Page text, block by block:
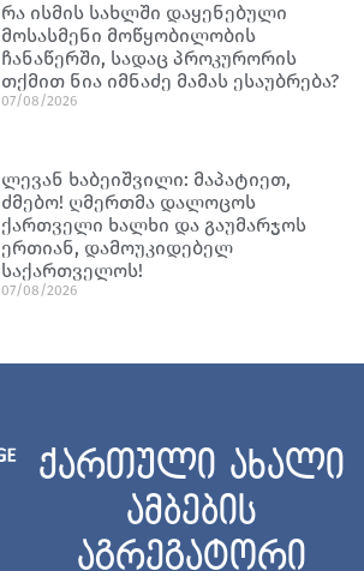
რა ისმის სახლში დაყენებული
მოსასმენი მოწყობილობის
ჩანაწერში, სადაც პროკურორის
თქმით ნია იმნაძე მამას ესაუბრება?
07/08/2026
ლევან ხაბეიშვილი: მაპატიეთ,
ძმებო! ღმერთმა დალოცოს
ქართველი ხალხი და გაუმარჯოს
ერთიან, დამოუკიდებელ
საქართველოს!
07/08/2026
ქართული ახალი
ამბების
აგრეგატორი